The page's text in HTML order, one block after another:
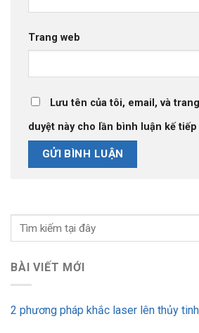
Trang web
Lưu tên của tôi, email, và
duyệt này cho lần bình luận kế tiếp
BÀI VIẾT MỚI
2 phương pháp khắc laser lên thủy tinh